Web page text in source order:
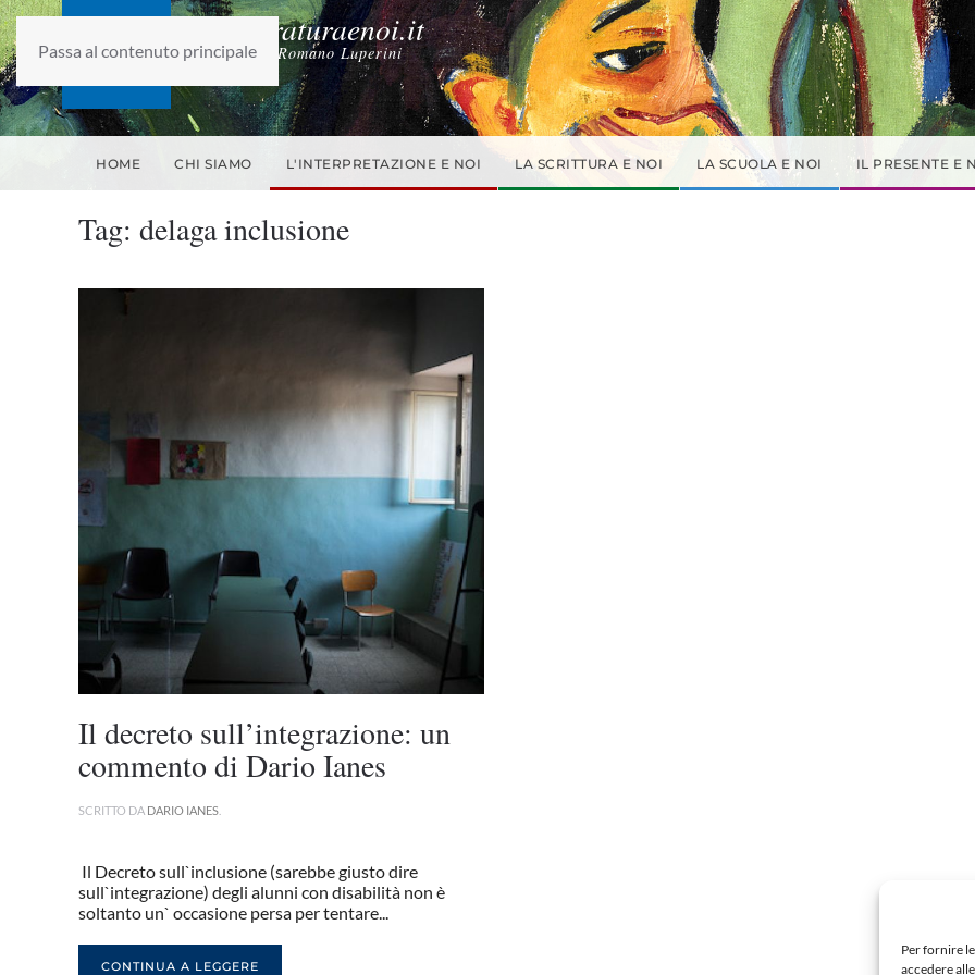
Per fornire
accedere
Passa al contenuto principale
laletteraturaenoi.it
fondato da Romano Luperini
HOME CHI SIAMO L'INTERPRETAZIONE E NOI LA SCRITTURA E NOI LA SCUOLA E NOI IL PRESENTE E
Tag: delaga inclusione
Il decreto sull’integrazione: un
commento di Dario Ianes
SCRITTO DA DARIO IANES
Il Decreto sull`inclusione (sarebbe giusto dire
sull`integrazione) degli alunni con disabilità non è
soltanto un` occasione persa per tentare...
CONTINUA A LEGGERE